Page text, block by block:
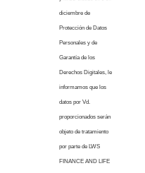
diciembre de
Protección de Datos
Personales y de
Garantía de los
Derechos Digitales, le
informamos que los
datos por Vd.
proporcionados serán
objeto de tratamiento
por parte de LWS
FINANCE AND LIFE